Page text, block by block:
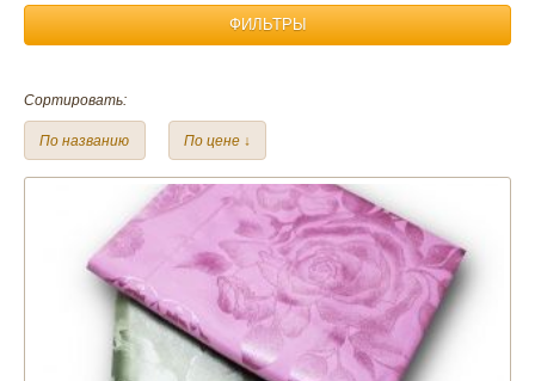
ФИЛЬТРЫ
Материал:
Сатин Colors of life Сатин
Сортировать:
По названию По цене ↓